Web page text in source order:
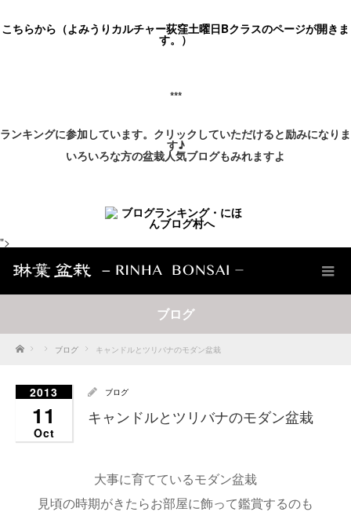
こちらから（よみうりカルチャー荻窪土曜日Bクラスのページが開きま
す。）
***
ランキングに参加しています。クリックしていただけると励みになりま
す♪
いろいろな方の盆栽人気ブログもみれますよ
">
ブログ
Home ブログ キャンドルとツリバナのモダン盆栽
2013
11
Oct
ブログ
キャンドルとツリバナのモダン盆栽
大事に育てているモダン盆栽
見頃の時期がきたらお部屋に飾って鑑賞するのも